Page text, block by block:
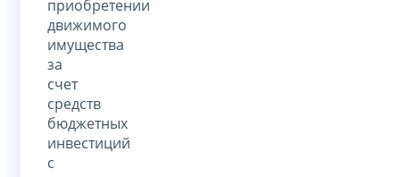
приобретении
движимого
имущества
за
счет
средств
бюджетных
инвестиций
с